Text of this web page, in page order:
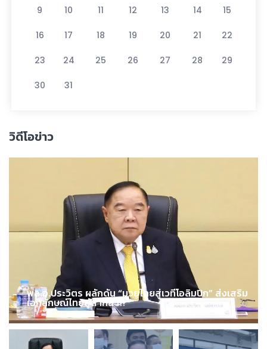
9 10 11 12 13 14 15
16 17 18 19 20 21 22
23 24 25 26 27 28 29
30 31
วิดีโอข่าว
พล.อ.ประวิตร ผลักดัน “มวยไทยสู่เวทีโอลิมปิก” ส่งเสริม
เอกลักษณ์ไทยสู่สากล !!!